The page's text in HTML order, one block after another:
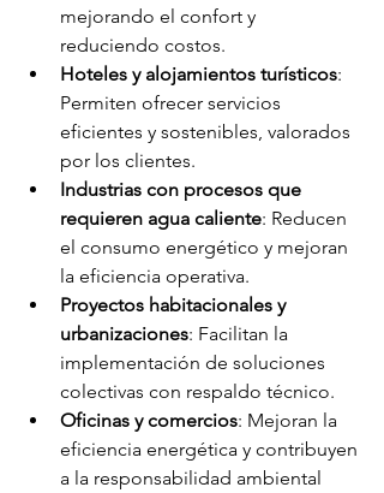
mejorando el confort y
reduciendo costos.
Hoteles y alojamientos turísticos:
Permiten ofrecer servicios
eficientes y sostenibles, valorados
por los clientes.
Industrias con procesos que
requieren agua caliente: Reducen
el consumo energético y mejoran
la eficiencia operativa.
Proyectos habitacionales y
urbanizaciones: Facilitan la
implementación de soluciones
colectivas con respaldo técnico.
Oficinas y comercios: Mejoran la
eficiencia energética y contribuyen
a la responsabilidad ambiental